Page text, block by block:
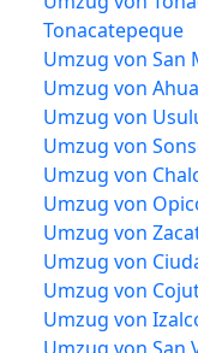
Tonacatepeque
Umzug von San
Umzug von
Umzug von
Umzug von
Umzug von
Umzug von
Umzug von
Umzug von
Umzug von
Umzug von